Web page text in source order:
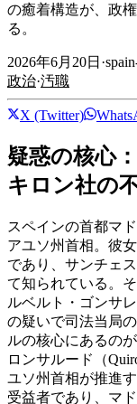
の癒着構造が、政
る。
2026年6月20日 ·
政治·汚職
X (Twitter)
疑惑の核心
キロン社の
スペインの首都マ
アユソ州首相。彼
であり、サンチェ
て知られている。
ルベルト・ゴンサ
の疑いで司法当局
ルの核心にあるの
ロンサルード（
ユソ州首相が推進
受益者であり、マ